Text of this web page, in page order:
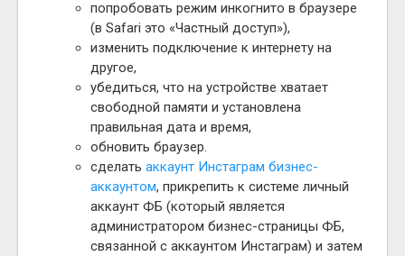
попробовать режим инкогнито в браузере
(в Safari это «Частный доступ»),
изменить подключение к интернету на
другое,
убедиться, что на устройстве хватает
свободной памяти и установлена
правильная дата и время,
обновить браузер.
сделать аккаунт Инстаграм бизнес-
аккаунтом, прикрепить к системе личный
аккаунт ФБ (который является
администратором бизнес-страницы ФБ,
связанной с аккаунтом Инстаграм) и затем